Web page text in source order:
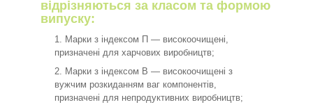
відрізняються за класом та формою
випуску:
Марки з індексом П — високоочищені,
призначені для харчових виробництв;
Марки з індексом В — високоочищені з
вужчим розкиданням ваг компонентів,
призначені для непродуктивних виробництв;